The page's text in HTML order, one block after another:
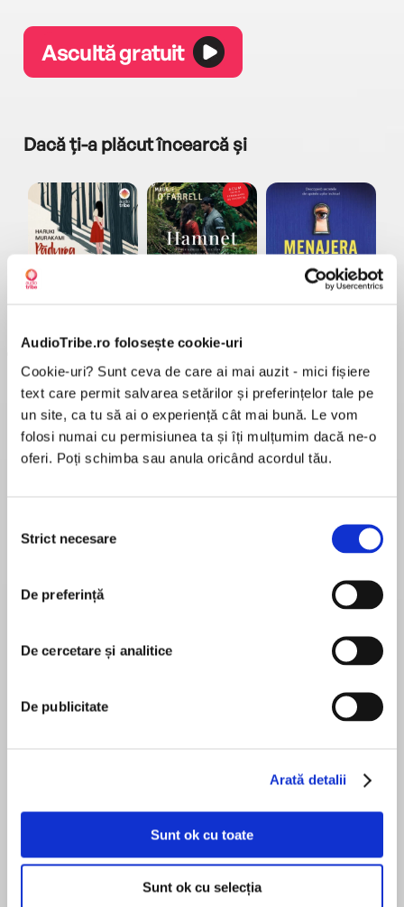
AudioTribe.ro folosește cookie-uri
Cookie-uri? Sunt ceva de care ai mai auzit - mici fișiere
text care permit salvarea setărilor și preferințelor tale pe
un site, ca tu să ai o experiență cât mai bună. Le vom
folosi numai cu permisiunea ta și îți mulțumim dacă ne-o
oferi. Poți schimba sau anula oricând acordul tău.
consimțământului
Strict necesare
De preferință
De cercetare și analitice
De publicitate
Arată detalii
Sunt ok cu toate
Sunt ok cu selecția
Ascultă gratuit
Dacă ți-a plăcut încearcă și
Elita de Argint (Elita
Diavolul se îmbracă de
Migdală
‘Gripping … a compelling and authentic page-
MAI MULT
Jackie Baldwin